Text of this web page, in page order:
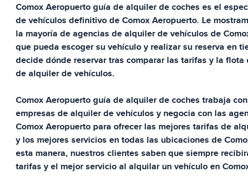
Comox Aeropuertoguía de alquiler de coches es el
de vehículos definitivo deComox Aeropuerto. Le
la mayoría de agencias de alquiler de vehículos de
que pueda escoger su vehículo y realizar su reserva en
decide dónde reservar tras comparar las tarifas y la flota
de alquiler de vehículos.
Comox Aeropuertoguía de alquiler de coches trabaja
empresas de alquiler de vehículos y negocia con las
Comox Aeropuerto para ofrecer las mejores tarifas de
y los mejores servicios en todas las ubicaciones de
esta manera, nuestros clientes saben que siempre
tarifas y el mejor servicio al alquilar un vehículo en